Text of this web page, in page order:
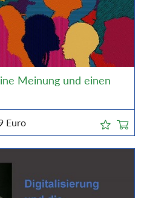
Meinung und einen
Euro